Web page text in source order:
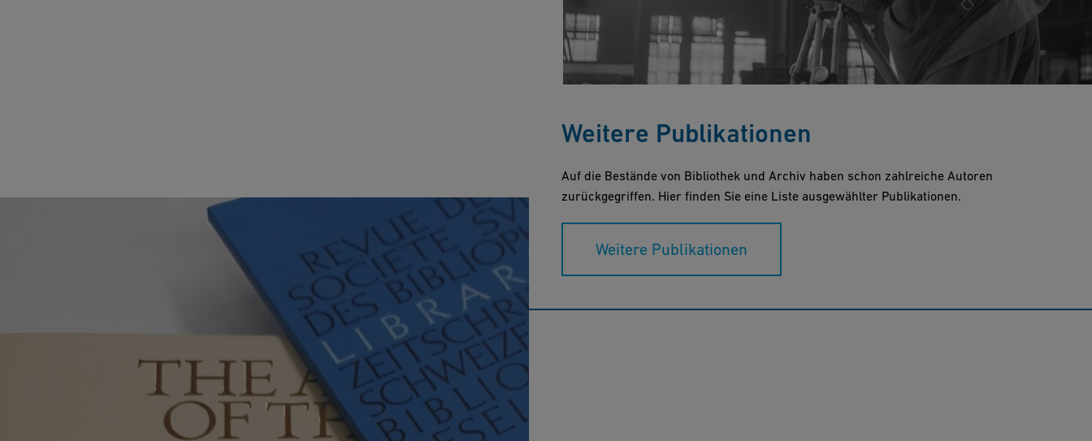
Weitere Publikationen
Auf die Bestände von Bibliothek und Archiv haben schon zahlreiche Autoren
zurückgegriffen. Hier finden Sie eine Liste ausgewählter Publikationen.
Weitere Publikationen